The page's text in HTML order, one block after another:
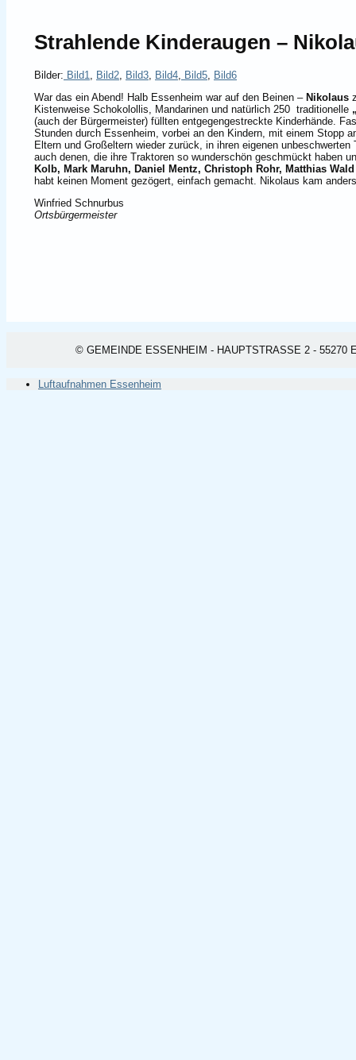
Strahlende Kinderaugen –
Bilder: Bild1 Bild2 Bild3 Bild4 Bild5
Bild6
War das ein Abend! Halb Essenheim war auf den Beinen – Nikolaus
Kistenweise Schokolollis, Mandarinen und natürlich 250 traditionelle
(auch der Bürgermeister) füllten entgegengestreckte Kinderhände.
Stunden durch Essenheim, vorbei an den Kindern, mit einem Stopp
Eltern und Großeltern wieder zurück, in ihren eigenen
auch denen, die ihre Traktoren so wunderschön geschmückt haben
Kolb, Mark Maruhn, Daniel Mentz, Christoph Rohr, Matthias
habt keinen Moment gezögert, einfach gemacht. Nikolaus kam
Winfried Schnurbus
Ortsbürgermeister
© GEMEINDE ESSENHEIM - HAUPTSTRASSE 2 - 55270
Luftaufnahmen Essenheim